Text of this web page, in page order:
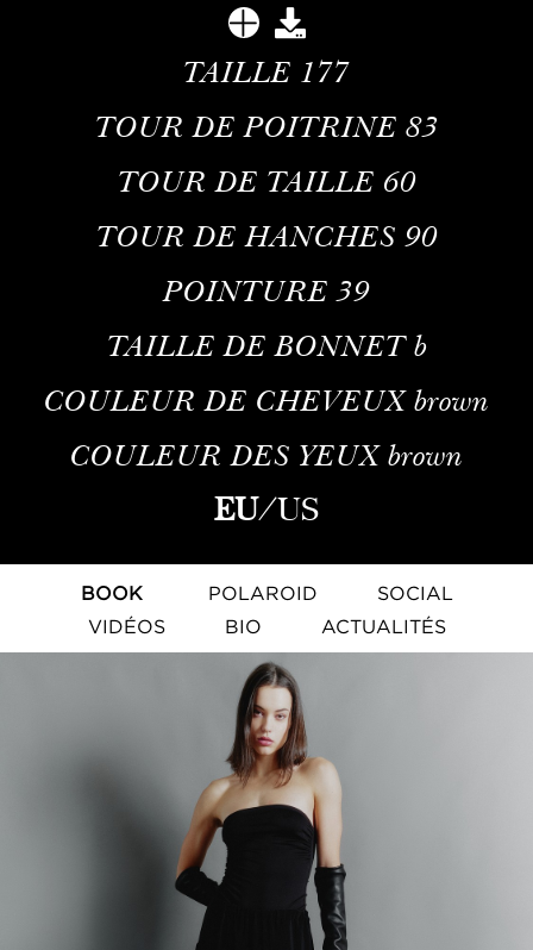
TAILLE 177
TOUR DE POITRINE 83
TOUR DE TAILLE 60
TOUR DE HANCHES 90
POINTURE 39
TAILLE DE BONNET b
COULEUR DE CHEVEUXbrown
COULEUR DES YEUXbrown
EU/US
BOOK POLAROID
SOCIAL
VIDÉOS
BIO ACTUALITÉS